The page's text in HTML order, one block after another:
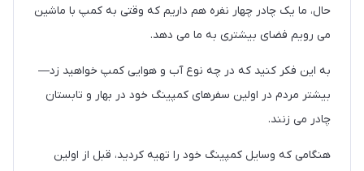
حال، ما یک چادر چهار نفره هم داریم که وقتی به کمپ با ماشین
می رویم فضای بیشتری به ما می دهد.
به این فکر کنید که در چه نوع آب و هوایی کمپ خواهید زد—
بیشتر مردم در اولین سفرهای کمپینگ خود در بهار و تابستان
چادر می زنند.
هنگامی که وسایل کمپینگ خود را تهیه کردید، قبل از اولین